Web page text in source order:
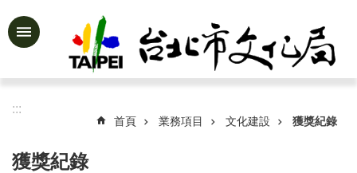
跳到主要內容區塊
進
:::
首頁 業務項目 文化建設 獲獎紀錄
獲獎紀錄